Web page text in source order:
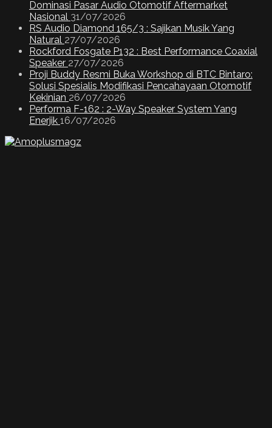
Dominasi Pasar Audio Otomotif Aftermarket
Nasional 31/07/2026
RS Audio Diamond 165/3 : Sajikan Musik Yang
Natural 27/07/2026
Rockford Fosgate P132 : Best Performance Coaxial
Speaker 27/07/2026
Proji Buddy Resmi Buka Workshop di BTC Bintaro:
Solusi Spesialis Modifikasi Pencahayaan Otomotif
Kekinian 26/07/2026
Performa F-162 : 2-Way Speaker System Yang
Enerjik 16/07/2026